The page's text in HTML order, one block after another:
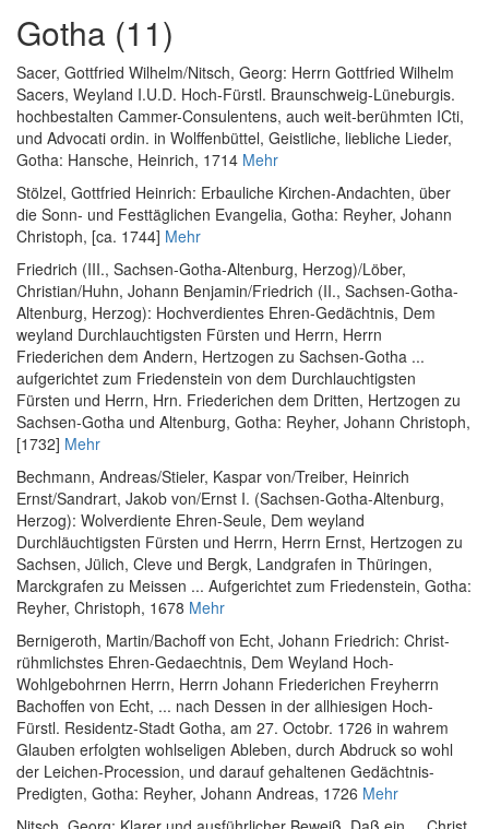
Gotha (11)
Sacer, Gottfried Wilhelm/Nitsch, Georg: Herrn Gottfried Wilhelm
Sacers, Weyland I.U.D. Hoch-Fürstl. Braunschweig-Lüneburgis.
hochbestalten Cammer-Consulentens, auch weit-berühmten ICti,
und Advocati ordin. in Wolffenbüttel, Geistliche, liebliche Lieder,
Gotha: Hansche, Heinrich, 1714 Mehr
Stölzel, Gottfried Heinrich: Erbauliche Kirchen-Andachten, über
die Sonn- und Festtäglichen Evangelia, Gotha: Reyher, Johann
Christoph, [ca. 1744] Mehr
Friedrich (III., Sachsen-Gotha-Altenburg, Herzog)/Löber,
Christian/Huhn, Johann Benjamin/Friedrich (II., Sachsen-Gotha-
Altenburg, Herzog): Hochverdientes Ehren-Gedächtnis, Dem
weyland Durchlauchtigsten Fürsten und Herrn, Herrn
Friederichen dem Andern, Hertzogen zu Sachsen-Gotha ...
aufgerichtet zum Friedenstein von dem Durchlauchtigsten
Fürsten und Herrn, Hrn. Friederichen dem Dritten, Hertzogen zu
Sachsen-Gotha und Altenburg, Gotha: Reyher, Johann Christoph,
[1732] Mehr
Bechmann, Andreas/Stieler, Kaspar von/Treiber, Heinrich
Ernst/Sandrart, Jakob von/Ernst I. (Sachsen-Gotha-Altenburg,
Herzog): Wolverdiente Ehren-Seule, Dem weyland
Durchläuchtigsten Fürsten und Herrn, Herrn Ernst, Hertzogen zu
Sachsen, Jülich, Cleve und Bergk, Landgrafen in Thüringen,
Marckgrafen zu Meissen ... Aufgerichtet zum Friedenstein, Gotha:
Reyher, Christoph, 1678 Mehr
Bernigeroth, Martin/Bachoff von Echt, Johann Friedrich: Christ-
rühmlichstes Ehren-Gedaechtnis, Dem Weyland Hoch-
Wohlgebohrnen Herrn, Herrn Johann Friederichen Freyherrn
Bachoffen von Echt, ... nach Dessen in der allhiesigen Hoch-
Fürstl. Residentz-Stadt Gotha, am 27. Octobr. 1726 in wahrem
Glauben erfolgten wohlseligen Ableben, durch Abdruck so wohl
der Leichen-Procession, und darauf gehaltenen Gedächtnis-
Predigten, Gotha: Reyher, Johann Andreas, 1726 Mehr